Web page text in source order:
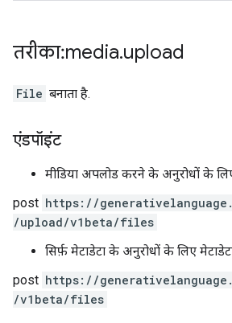
तरीका: media.upload
File बनाता है.
एंडपॉइंट
मीडिया अपलोड करने के अनुरोधों के
post https: / /
/upload/v1beta/files
सिर्फ़ मेटाडेटा के अनुरोधों के लिए
post https: / /
/v1beta/files